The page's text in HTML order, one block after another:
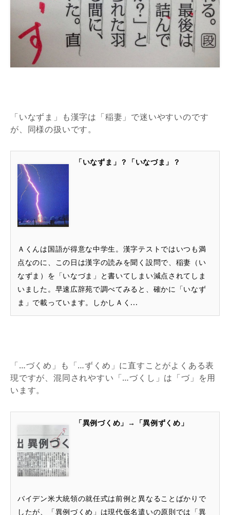
「いなずま」も漢字は「稲妻」で迷いやすいのです
が、同様の扱いです。
「いなずま」？「いなづま」？
Ａくんは国語が得意な中学生。漢字テストではいつも満
点なのに、この日は漢字の読みを聞く設問で、稲妻（い
なずま）を「いなづま」と書いてしまい減点されてしま
いました。早速広辞苑で調べてみると、確かに「いなず
ま」で載っています。しかしＡく...
「…づくめ」も「…ずくめ」に直すことがよくある表
現ですが、混同されやすい「…づくし」は「づ」を用
います。
「異例づくめ」→「異例ずくめ」
バイデン米大統領の就任式は前例と異なることばかりで
したが、「異例づくめ」は現代仮名遣いの原則では「異